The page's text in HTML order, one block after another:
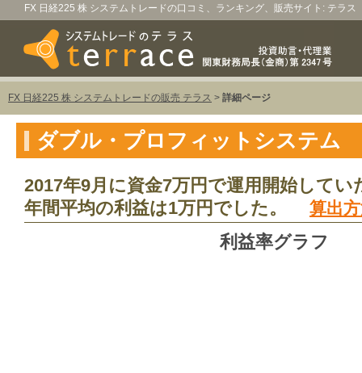
FX 日経225 株 システムトレードの口コミ、ランキング、販売サイト: テラス
FX 日経225 株 システムトレードの販売 テラス > 詳細ページ
ダブル・プロフィットシステム
2017年9月に資金7万円で運用開始してい
年間平均の利益は1万円でした。 算出
利益率グラフ